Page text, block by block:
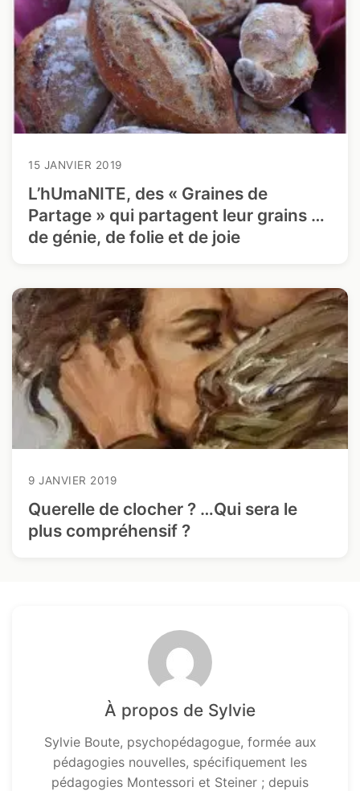
15 JANVIER 2019
L’hUmaNITE, des « Graines de
Partage » qui partagent leur grains …
de génie, de folie et de joie
9 JANVIER 2019
Querelle de clocher ? …Qui sera le
plus compréhensif ?
À propos de Sylvie
Sylvie Boute, psychopédagogue, formée aux
pédagogies nouvelles, spécifiquement les
pédagogies Montessori et Steiner ; depuis